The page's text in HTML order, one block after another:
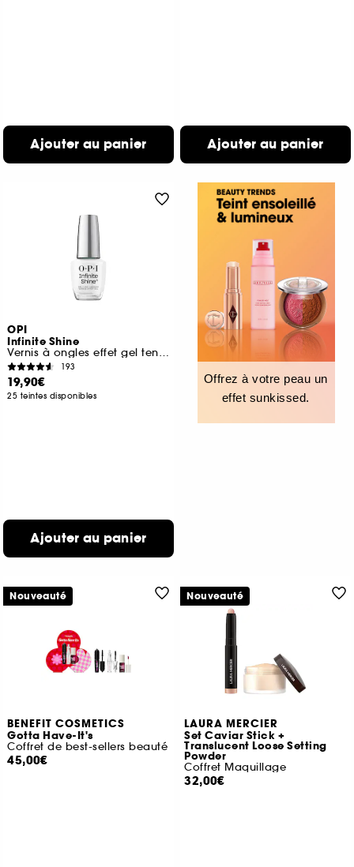
Ajouter au panier Ajouter au panier
OPI
Infinite Shine
Vernis à ongles effet gel tenue jusqu'à 11 jours.
193
19,90€
25 teintes disponibles
Ajouter au panier
Offrez à votre peau un
effet sunkissed.
BENEFIT COSMETICS
Gotta Have-It's
Coffret de best-sellers beauté
45,00€
Nouveauté
LAURA MERCIER
Set Caviar Stick +
Translucent Loose Setting
Powder
Coffret Maquillage
32,00€
Nouveauté